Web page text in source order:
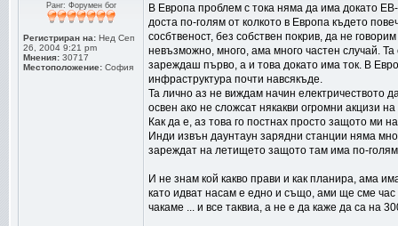
Ранг: Форумен бог
Регистриран на: Нед Сеп
26, 2004 9:21 pm
Мнения: 30717
Местоположение: София
В Европа проблем с тока няма да има докато
доста по-голям от колкото в Европа където
сосбтвеност, без собствен покрив, да не
невъзможно, много, ама много частен случай.
зареждаш първо, а и това докато има ток. В
инфраструктура почти навсякъде.
Та лично аз не виждам начин електричеството
освен ако не сложсат някакви огромни акцизи
Как да е, аз това го постнах просто защото ми
Инди извън даунтаун зарядни станции няма
зареждат на летището защото там има по-
И не знам кой какво прави и как планира, ама
като идват насам е едно и също, ами ще сме
чакаме ... и все таквиа, а не е да каже да са на